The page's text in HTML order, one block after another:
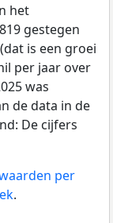
het
gestegen
is een groei
per jaar over
was
de data in de
De cijfers
per
.